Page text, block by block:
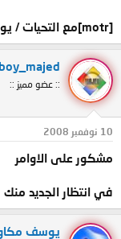
[motr]مع التحيات / يوسف غياث[/motr]
:: عضو مميز ::
10 نوفمبر 2008
مشكور على الاوامر
في انتظار الجديد منك
يوسف